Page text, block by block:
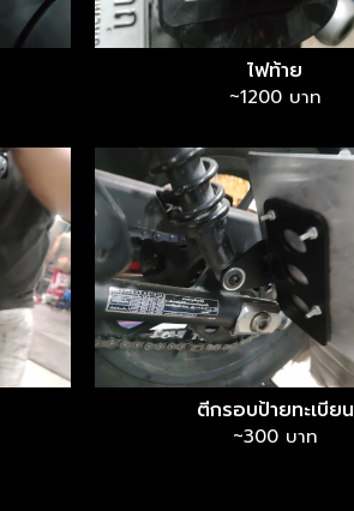
ไฟท้าย
~1200 บาท
ตีกรอบป้ายทะเบียน
~300 บาท